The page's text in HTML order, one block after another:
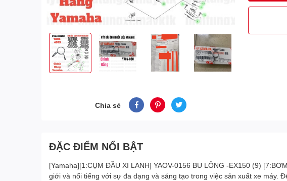
Chia sẻ
ĐẶC ĐIỂM NỔI BẬT
[Yamaha][1:CỤM ĐẦU XI LANH] YAOV-0156 BU LÔNG -EX150 (9)
giới và nổi tiếng với sự đa dạng và sáng tạo trong việc sản xuất xe máy.